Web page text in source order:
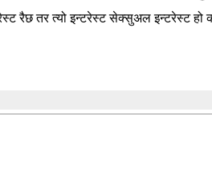
रैछ तर त्यो इन्टरेस्ट सेक्सुअल इन्टरेस्ट